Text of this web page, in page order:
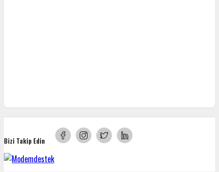
Bizi Takip Edin